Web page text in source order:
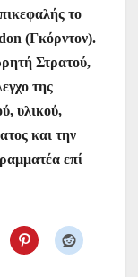
το
(Γκόρντον).
Στρατού,
της
υλικού,
και την
επί